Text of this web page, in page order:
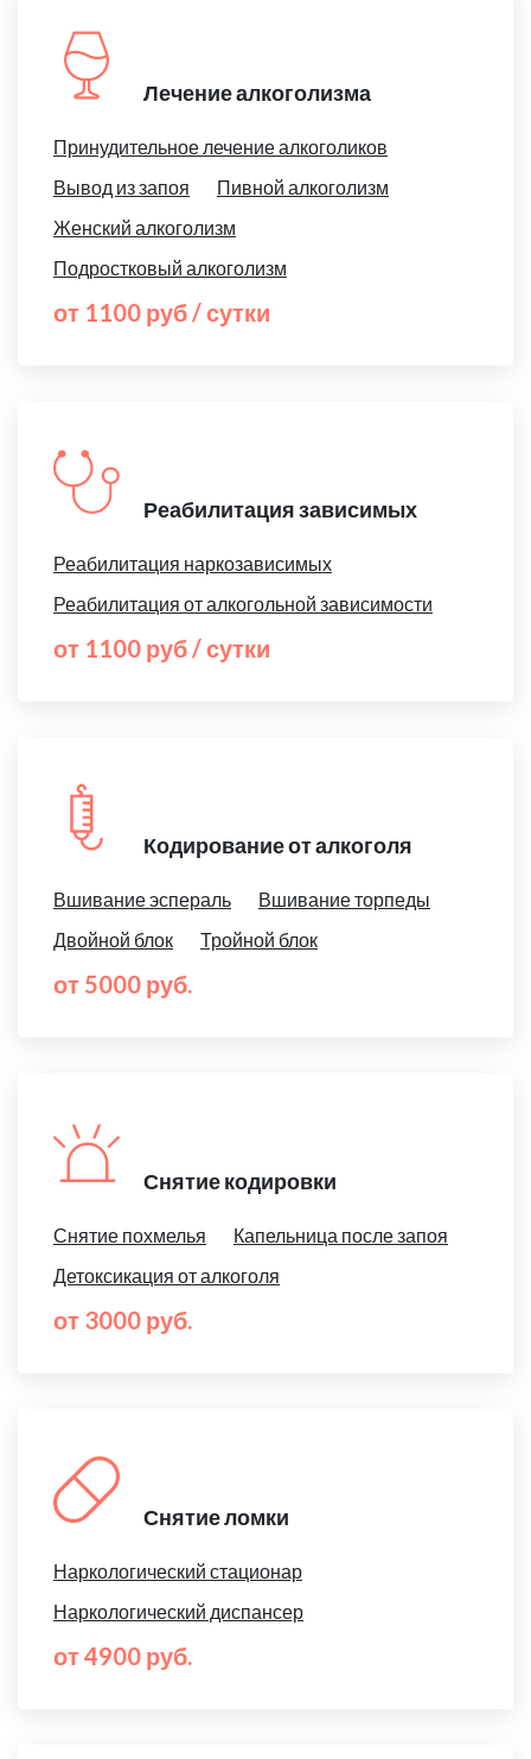
Лечение алкоголизма
Принудительное лечение алкоголиков
Вывод из запоя
Пивной алкоголизм
Женский алкоголизм
Подростковый алкоголизм
от 1100 руб / сутки
Реабилитация зависимых
Реабилитация наркозависимых
Реабилитация от алкогольной зависимости
от 1100 руб / сутки
Кодирование от алкоголя
Вшивание эспераль
Вшивание торпеды
Двойной блок
Тройной блок
от 5000 руб.
Снятие кодировки
Снятие похмелья
Капельница после запоя
Детоксикация от алкоголя
от 3000 руб.
Снятие ломки
Наркологический стационар
Наркологический диспансер
от 4900 руб.